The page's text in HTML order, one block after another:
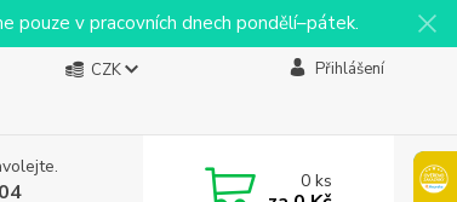
pouze v pracovních dnech pondělí–pátek.
CZK Přihlášení
0ks